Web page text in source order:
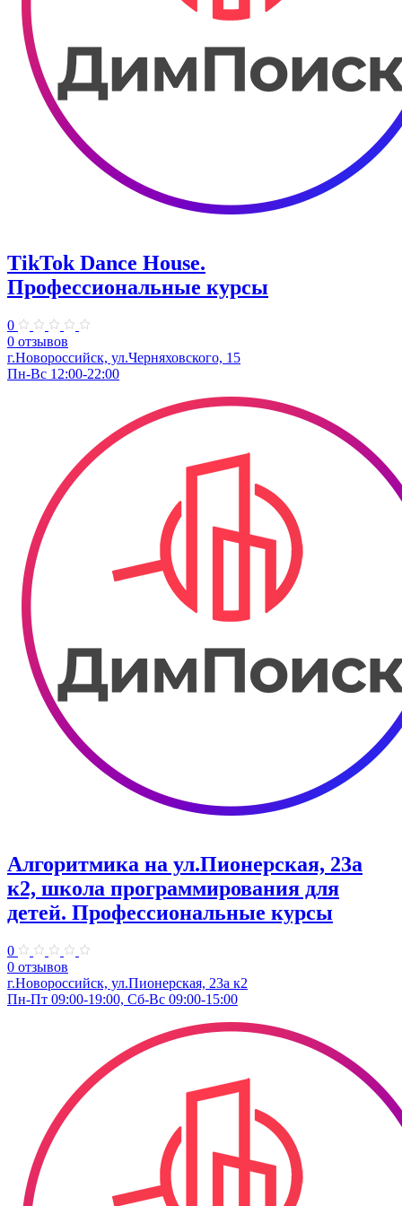
TikTok Dance House.
Профессиональные курсы
0
0 отзывов
г.Новороссийск, ул.Черняховского, 15
Пн-Вс 12:00-22:00
Алгоритмика на ул.Пионерская, 23а
к2, школа программирования для
детей. Профессиональные курсы
0
0 отзывов
г.Новороссийск, ул.Пионерская, 23а к2
Пн-Пт 09:00-19:00, Сб-Вс 09:00-15:00